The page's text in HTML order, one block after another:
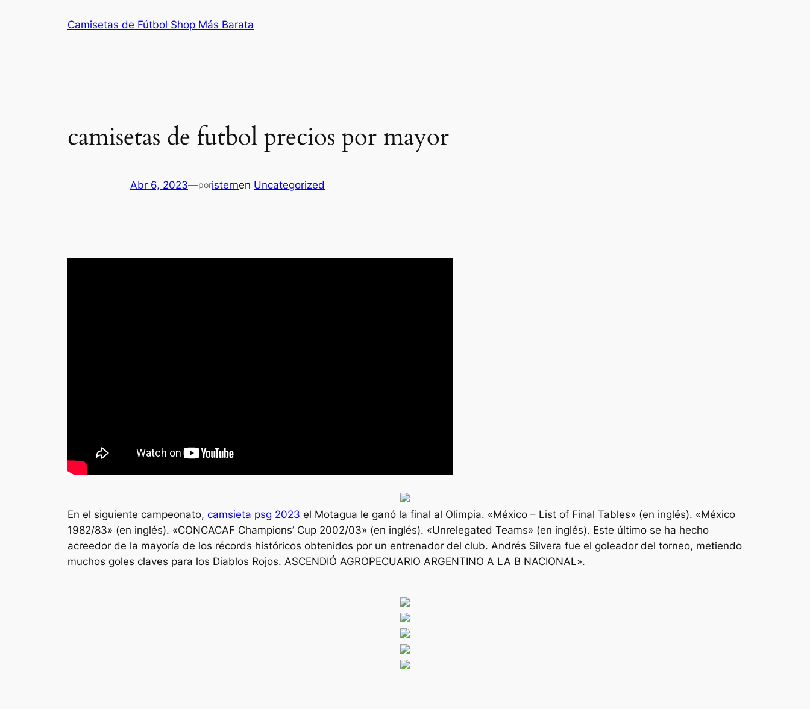
Camisetas de Fútbol Shop Más Barata
camisetas de futbol precios por mayor
Abr 6, 2023—poristernen Uncategorized
En el siguiente campeonato, camsieta psg 2023 el Motagua le ganó la final al Olimpia. «México – List of Final Tables» (en inglés). «México
1982/83» (en inglés). «CONCACAF Champions’ Cup 2002/03» (en inglés). «Unrelegated Teams» (en inglés). Este último se ha hecho
acreedor de la mayoría de los récords históricos obtenidos por un entrenador del club. Andrés Silvera fue el goleador del torneo, metiendo
muchos goles claves para los Diablos Rojos. ASCENDIÓ AGROPECUARIO ARGENTINO A LA B NACIONAL».